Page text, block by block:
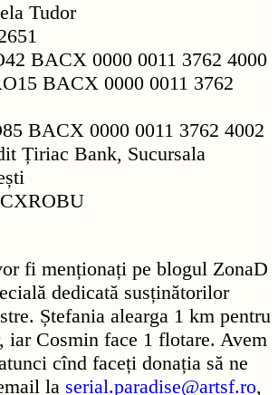
Tudor
BACX 0000 0011 3762 4000
BACX 0000 0011 3762
BACX 0000 0011 3762 4002
Țiriac Bank, Sucursala
fi menționați pe blogul ZonaD
dedicată susținătorilor
Ștefania alearga 1 km pentru
iar Cosmin face 1 flotare. Avem
cînd faceți donația să ne
la serial.paradise@artsf.ro,